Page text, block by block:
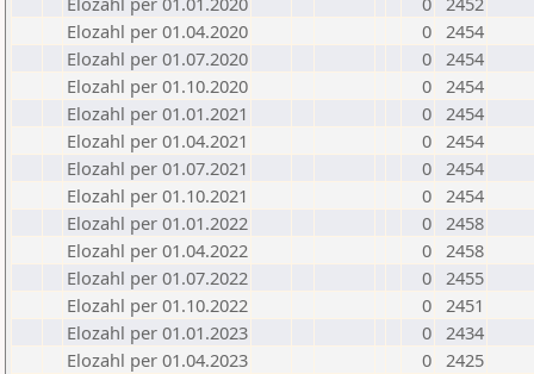
Elozahl per 01.04.2020
0 2454
Elozahl per 01.07.2020
0 2454
Elozahl per 01.10.2020
0 2454
Elozahl per 01.01.2021
0 2454
Elozahl per 01.04.2021
0 2454
Elozahl per 01.07.2021
0 2454
Elozahl per 01.10.2021
0 2454
Elozahl per 01.01.2022
0 2458
Elozahl per 01.04.2022
0 2458
Elozahl per 01.07.2022
0 2455
Elozahl per 01.10.2022
0 2451
Elozahl per 01.01.2023
0 2434
Elozahl per 01.04.2023
0 2425